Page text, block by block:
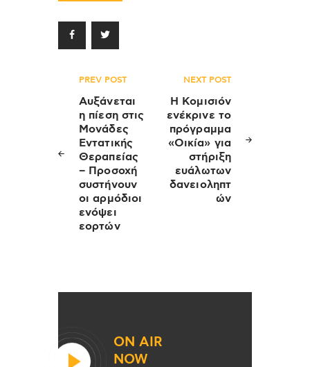
Πλοήγηση
άρθρων
PREV POST
Αυξάνεται
η πίεση στις
Μονάδες
Εντατικής
Θεραπείας
– Προσοχή
συστήνουν
οι αρμόδιοι
ενόψει
εορτών
NEXT POST
Η Κομισιόν
ενέκρινε το
πρόγραμμα
«Οικία» για
στήριξη
ευάλωτων
δανειοληπτ
ών
ON AIR
NOW